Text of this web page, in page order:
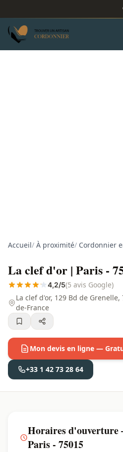
Accueil/ À proximité/ Cordonnier
La clef d'or | Paris -
4,2/5(5 avis Google)
La clef d'or, 129 Bd de
de-France
Mon devis en ligne —
+33 1 42 73 28 64
Horaires
Paris - 75015